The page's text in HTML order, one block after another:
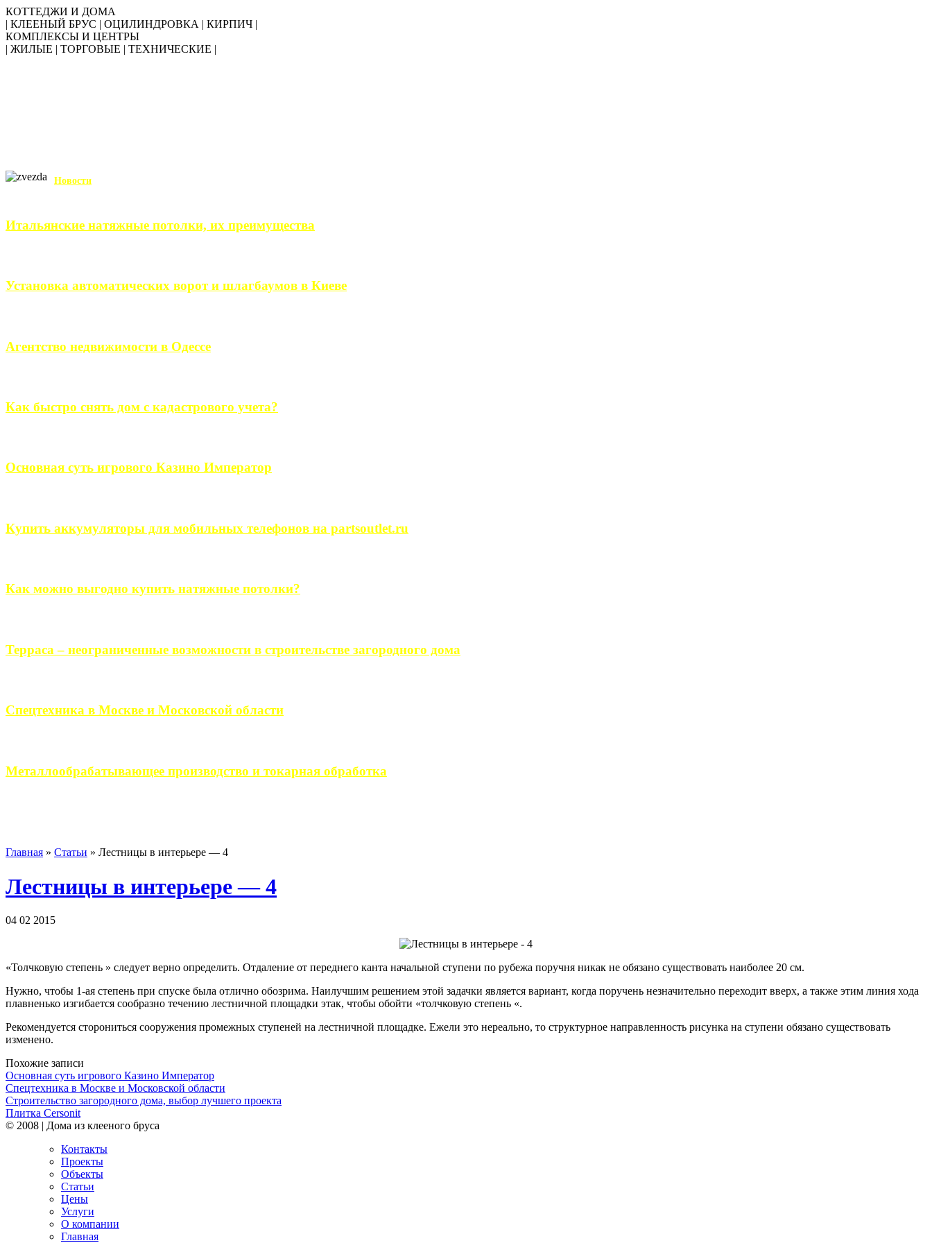
КОТТЕДЖИ И ДОМА
| КЛЕЕНЫЙ БРУС | ОЦИЛИНДРОВКА | КИРПИЧ |
КОМПЛЕКСЫ И ЦЕНТРЫ
| ЖИЛЫЕ | ТОРГОВЫЕ | ТЕХНИЧЕСКИЕ |
Новости
Итальянские натяжные потолки, их преимущества
Установка автоматических ворот и шлагбаумов в Киеве
Агентство недвижимости в Одессе
Как быстро снять дом с кадастрового учета?
Основная суть игрового Казино Император
Купить аккумуляторы для мобильных телефонов на partsoutlet.ru
Как можно выгодно купить натяжные потолки?
Терраса – неограниченные возможности в строительстве загородного дома
Спецтехника в Москве и Московской области
Металлообрабатывающее производство и токарная обработка
Главная » Статьи » Лестницы в интерьере — 4
Лестницы в интерьере — 4
04 02 2015
«Толчковую степень » следует верно определить. Отдаление от переднего канта начальной ступени по рубежа поручня никак не обязано существовать наиболее 20 см.
Нужно, чтобы 1-ая степень при спуске была отлично обозрима. Наилучшим решением этой задачки является вариант, когда поручень незначительно переходит вверх, а также этим линия хода
плавненько изгибается сообразно течению лестничной площадки этак, чтобы обойти «толчковую степень «.
Рекомендуется сторониться сооружения промежных ступеней на лестничной площадке. Ежели это нереально, то структурное направленность рисунка на ступени обязано существовать
изменено.
Похожие записи
Основная суть игрового Казино Император
Спецтехника в Москве и Московской области
Строительство загородного дома, выбор лучшего проекта
Плитка Cersonit
© 2008 | Дома из клееного бруса
Контакты
Проекты
Объекты
Статьи
Цены
Услуги
О компании
Главная